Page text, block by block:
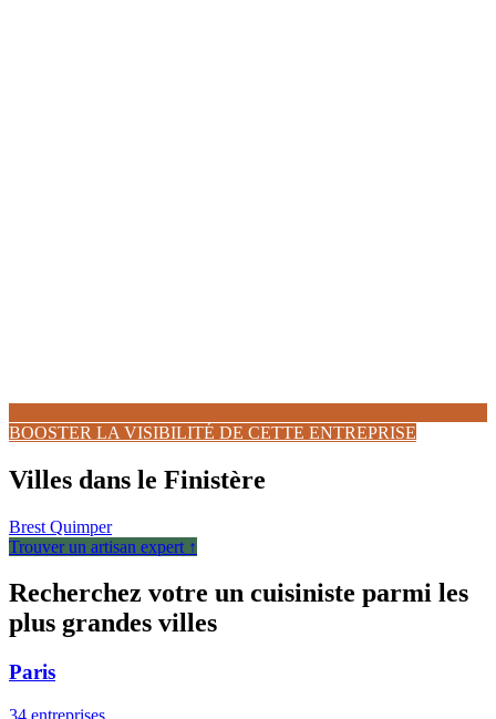
BOOSTER LA VISIBILITÉ DE CETTE ENTREPRISE
Villes dans le Finistère
Brest Quimper
Trouver un artisan expert ↑
Recherchez votre un cuisiniste parmi les
plus grandes villes
Paris
34 entreprises